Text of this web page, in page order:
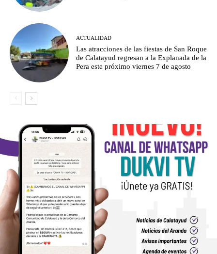
ACTUALIDAD
Las atracciones de las fiestas de San Roque
de Calatayud regresan a la Explanada de la
Pera este próximo viernes 7 de agosto